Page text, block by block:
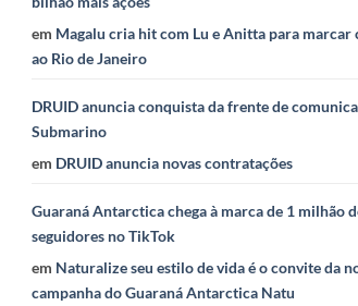
em Magalu cria hit com Lu e Anitta para marcar
ao Rio de Janeiro
DRUID anuncia conquista da frente de
Submarino
em DRUID anuncia novas contratações
Guaraná Antarctica chega à marca de 1 milhão
seguidores no TikTok
em Naturalize seu estilo de vida é o convite da
campanha do Guaraná Antarctica Natu